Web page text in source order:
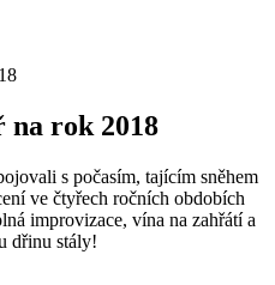
na rok 2018
s počasím, tajícím sněhem
ve čtyřech ročních obdobích
improvizace, vína na zahřátí a
dřinu stály!